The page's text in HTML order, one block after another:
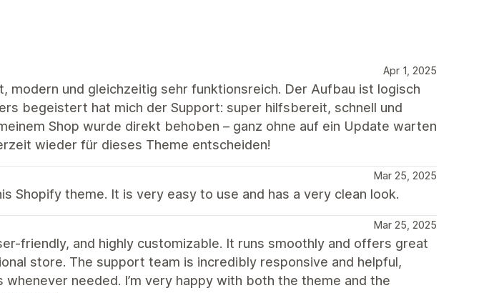
Apr 1, 2025
modern und gleichzeitig sehr funktionsreich. Der Aufbau ist logisch
begeistert hat mich der Support: super hilfsbereit, schnell und
Shop wurde direkt behoben – ganz ohne auf ein Update warten
wieder für dieses Theme entscheiden!
Mar 25, 2025
Shopify theme. It is very easy to use and has a very clean look.
Mar 25, 2025
friendly, and highly customizable. It runs smoothly and offers great
store. The support team is incredibly responsive and helpful,
needed. I’m very happy with both the theme and the